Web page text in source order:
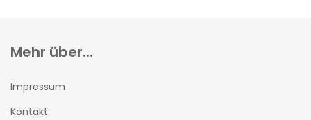
Mehr über...
Impressum
Kontakt